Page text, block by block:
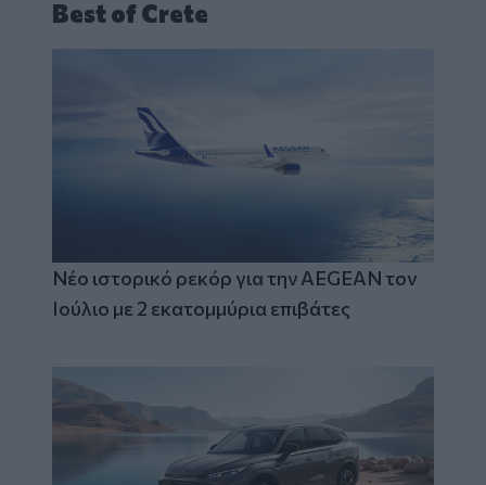
Best of Crete
Νέο ιστορικό ρεκόρ για την AEGEAN τον
Ιούλιο με 2 εκατομμύρια επιβάτες